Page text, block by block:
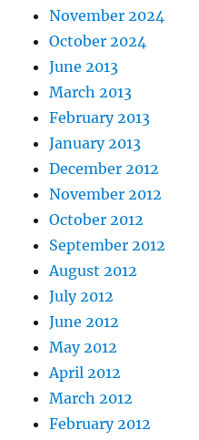
November 2024
October 2024
June 2013
March 2013
February 2013
January 2013
December 2012
November 2012
October 2012
September 2012
August 2012
July 2012
June 2012
May 2012
April 2012
March 2012
February 2012